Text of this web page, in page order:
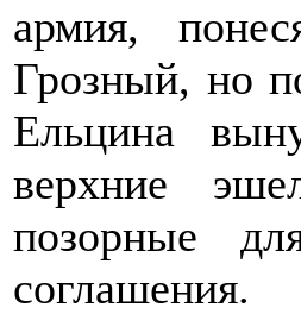
армия,
Грозный, но
Ельцина
верхние
позорные